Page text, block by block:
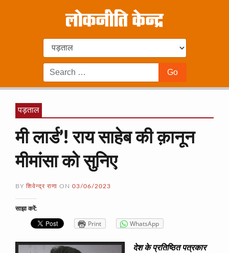
पड़ताल
मी लार्ड’! राय साहेब की क़ानून
मीमांसा को सुनिए
BY शिवेन्द्र राणा ON 03/06/2023
साझा करें:
Print WhatsApp
देश के प्रतिष्ठित पत्रकार